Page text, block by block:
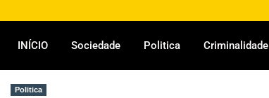
INÍCIO Sociedade Politica Criminalidade
Politica